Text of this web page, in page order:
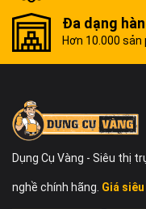
Đa dạng
Hơn 10.000 sản
Dụng Cụ Vàng - Siêu thị
nghề chính hãng. Giá